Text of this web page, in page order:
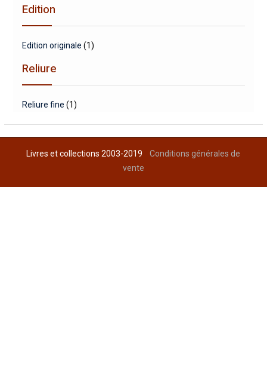
Edition
Edition originale (1)
Reliure
Reliure fine (1)
Livres et collections 2003-2019Conditions générales de
vente